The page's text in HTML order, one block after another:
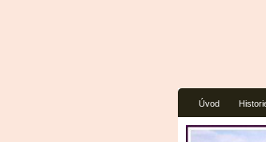
Úvod